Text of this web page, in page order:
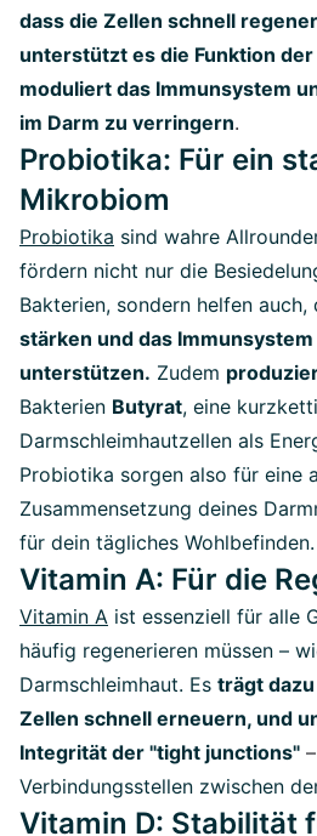
dass die Zellen schnell
unterstützt es die Funktion
moduliert das Immunsystem
im Darm zu verringern.
Probiotika: Für ein
Mikrobiom
Probiotika sind wahre
fördern nicht nur die
Bakterien, sondern helfen auch,
stärken und das Immunsystem
unterstützen. Zudem
Bakterien Butyrat, eine
Darmschleimhautzellen als
Probiotika sorgen also für eine
Zusammensetzung deines
für dein tägliches Wohlbefinden.
Vitamin A: Für die
Vitamin A ist essenziell für alle
häufig regenerieren müssen –
Darmschleimhaut. Es trägt
Zellen schnell erneuern, und
Integrität der "tight junctions" –
Verbindungsstellen zwischen
Vitamin D: Stabilität